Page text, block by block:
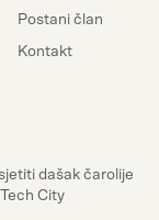
Postani član
Kontakt
dašak čarolije
City